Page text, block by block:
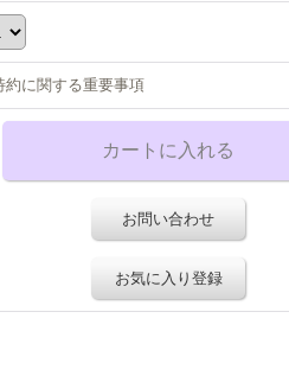
約に関する重要事項
お問い合わせ
お気に入り登録